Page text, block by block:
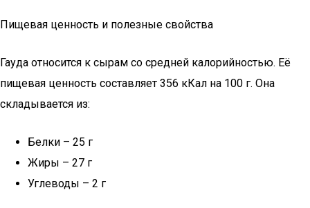
Пищевая ценность и полезные свойства
Гауда относится к сырам со средней калорийностью. Её
пищевая ценность составляет 356 кКал на 100 г. Она
складывается из:
Белки – 25 г
Жиры – 27 г
Углеводы – 2 г